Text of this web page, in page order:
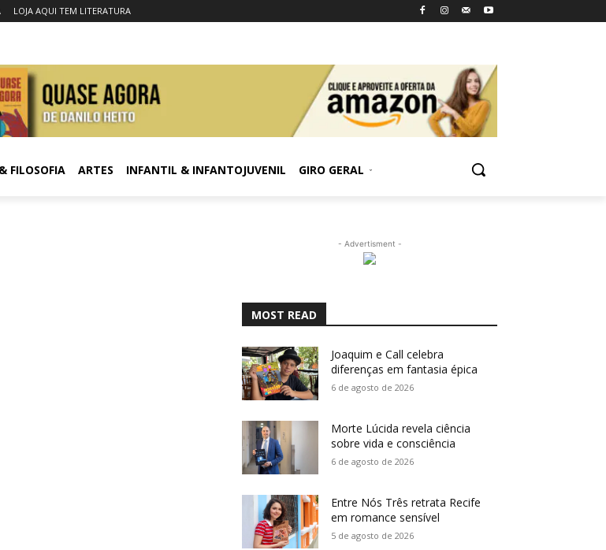
LOJA AQUI TEM LITERATURA
FILOSOFIA ARTES INFANTIL & INFANTOJUVENIL GIRO GERAL
- Advertisment -
MOST READ
Joaquim e Call celebra
diferenças em fantasia épica
6 de agosto de 2026
Morte Lúcida revela ciência
sobre vida e consciência
6 de agosto de 2026
Entre Nós Três retrata Recife
em romance sensível
5 de agosto de 2026